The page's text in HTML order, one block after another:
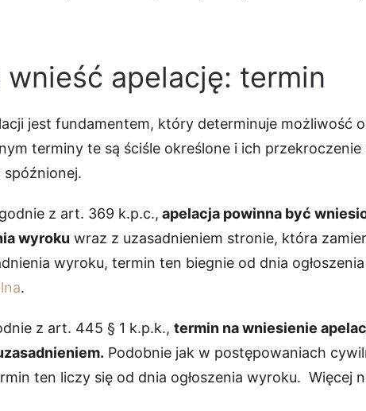
wnieść apelację: termin
jest fundamentem, który determinuje możliwość
terminy te są ściśle określone i ich
spóźnionej.
z art. 369 k.p.c., apelacja powinna być
wyroku wraz z uzasadnieniem stronie, która
wyroku, termin ten biegnie od dnia
.
z art. 445 § 1 k.p.k., termin na wniesienie
Podobnie jak w postępowaniach
ten liczy się od dnia ogłoszenia wyroku. Więcej